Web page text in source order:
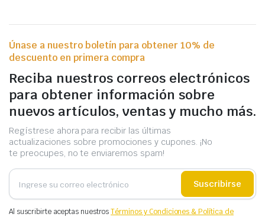
Únase a nuestro boletín para obtener 10% de
descuento en primera compra
Reciba nuestros correos electrónicos
para obtener información sobre
nuevos artículos, ventas y mucho más.
Regístrese ahora para recibir las últimas
actualizaciones sobre promociones y cupones. ¡No
te preocupes, no te enviaremos spam!
Suscribirse
Al suscribirte aceptas nuestrosTérminos y Condiciones & Política de